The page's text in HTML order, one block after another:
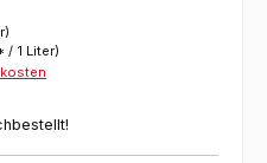
/ 1 Liter)